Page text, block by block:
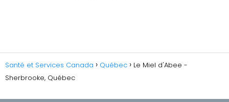
Santé et Services Canada Québec
Le Miel d'Abee -
Sherbrooke, Québec